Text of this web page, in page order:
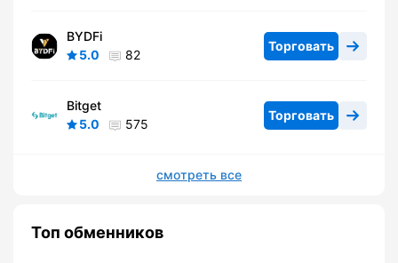
BYDFi
5.0
82
Торговать
Bitget
5.0
575
Торговать
смотреть все
Топ обменников